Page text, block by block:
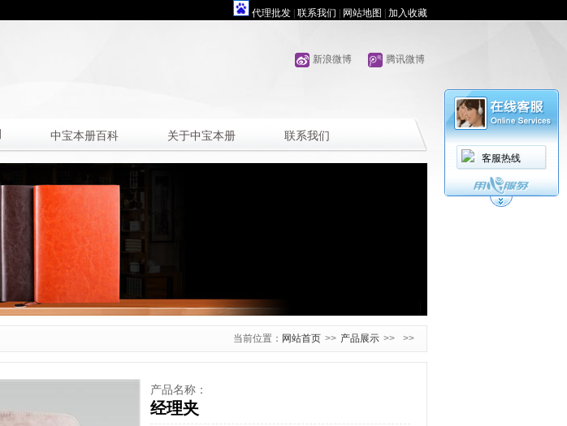
客服热线
代理批发 联系我们 网站地图 加入收藏
腾讯微博
新浪微博
中宝本册百科 关于中宝本册 联系我们
当前位置： 网站首页 >> 产品展示 >> >>
产品名称：
经理夹